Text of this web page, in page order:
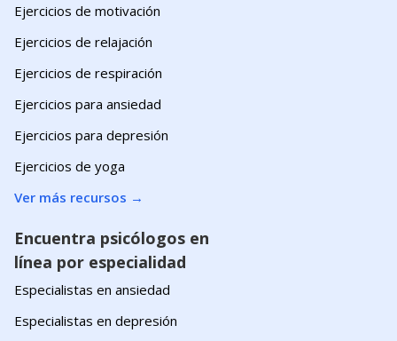
Ejercicios de motivación
Ejercicios de relajación
Ejercicios de respiración
Ejercicios para ansiedad
Ejercicios para depresión
Ejercicios de yoga
Ver más recursos →
Encuentra psicólogos en
línea por especialidad
Especialistas en ansiedad
Especialistas en depresión